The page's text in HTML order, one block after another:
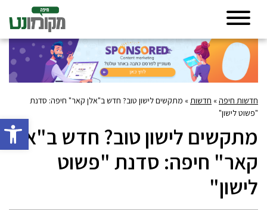
פתח
חדשות חיפה» חדשות» מתקשים לישון טוב? חדש ב"אלן קאר" חיפה: סדנת
"פשוט לישון"
מתקשים לישון טוב? חדש ב"אלן
קאר" חיפה: סדנת "פשוט
לישון"